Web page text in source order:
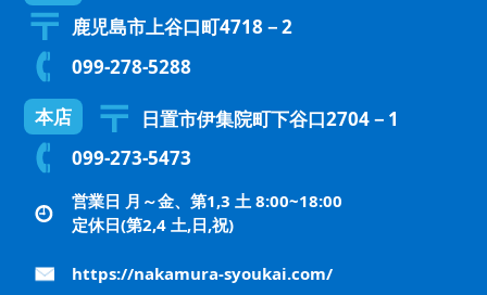
鹿児島市上谷口町4718－2
099-278-5288
本店
日置市伊集院町下谷口2704－1
099-273-5473
営業日 月～金、第1,3 土 8:00~18:00
定休日(第2,4 土,日,祝)
https://nakamura-syoukai.com/